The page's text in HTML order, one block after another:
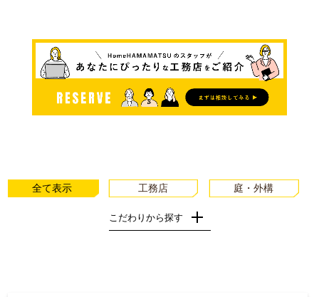
全て表示 工務店 庭・外構
こだわりから探す